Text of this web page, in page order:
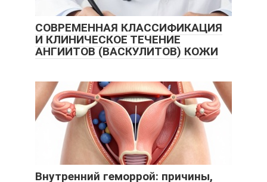
СОВРЕМЕННАЯ КЛАССИФИКАЦИЯ
И КЛИНИЧЕСКОЕ ТЕЧЕНИЕ
АНГИИТОВ (ВАСКУЛИТОВ) КОЖИ
Внутренний геморрой: причины,